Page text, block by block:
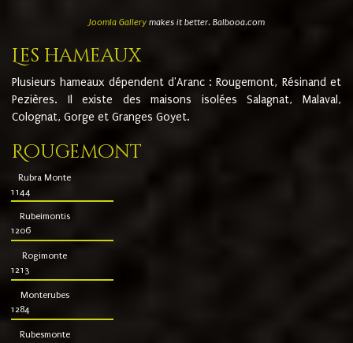
Joomla Gallerymakes it better. Balbooa.com
Les hameaux
Plusieurs hameaux dépendent d'Aranc : Rougemont, Résinand et
Pezières. Il existe des maisons isolées Salagnat, Malaval,
Colognat, Gorge et Granges Goyet.
Rougemont
Rubra Monte
1144
Rubeimontis
1206
Rogimonte
1213
Monterubes
1284
Rubesmonte